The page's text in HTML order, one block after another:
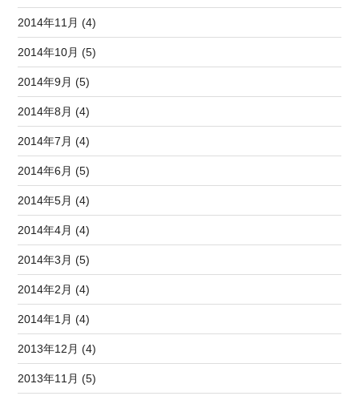
2014年11月 (4)
2014年10月 (5)
2014年9月 (5)
2014年8月 (4)
2014年7月 (4)
2014年6月 (5)
2014年5月 (4)
2014年4月 (4)
2014年3月 (5)
2014年2月 (4)
2014年1月 (4)
2013年12月 (4)
2013年11月 (5)